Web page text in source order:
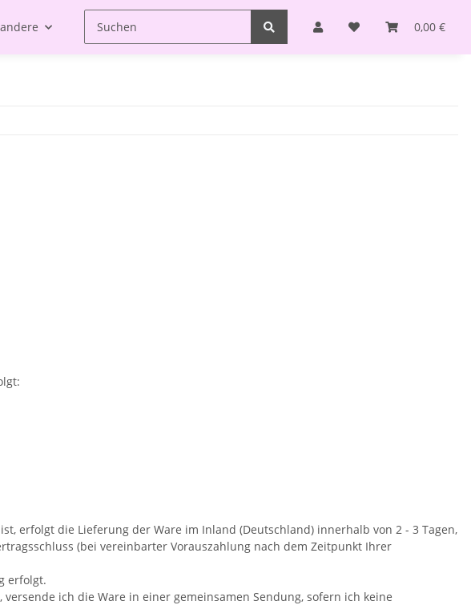
0,00 €
erfolgt die Lieferung der Ware im Inland (Deutschland) innerhalb von 2 - 3 Tagen,
(bei vereinbarter Vorauszahlung nach dem Zeitpunkt Ihrer
erfolgt.
ich die Ware in einer gemeinsamen Sendung, sofern ich keine